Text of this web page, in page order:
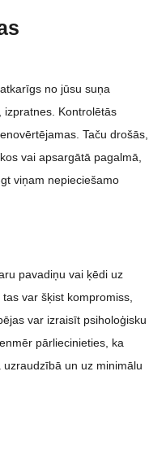
no jūsu suņa
Kontrolētās
Taču drošās,
vai apsargātā pagalmā,
viņam nepieciešamo
pavadiņu vai ķēdi uz
var šķist kompromiss,
var izraisīt psiholoģisku
pārliecinieties, ka
un uz minimālu